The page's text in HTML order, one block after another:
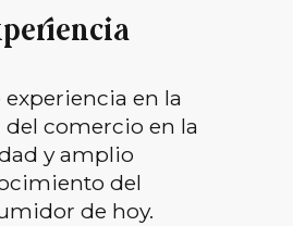
experiencia en la
comercio en la
y amplio
del
de hoy.